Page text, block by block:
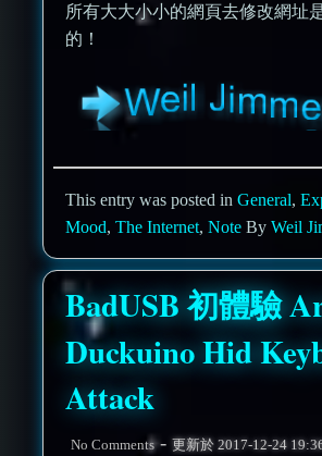
所有大大小小的網頁去修改網址
的！
This entry was posted inGeneral,
Mood,The Internet,Note ByWeil
BadUSB 初體驗
Duckuino Hid
Attack
No Comments-更新於2017-12-24